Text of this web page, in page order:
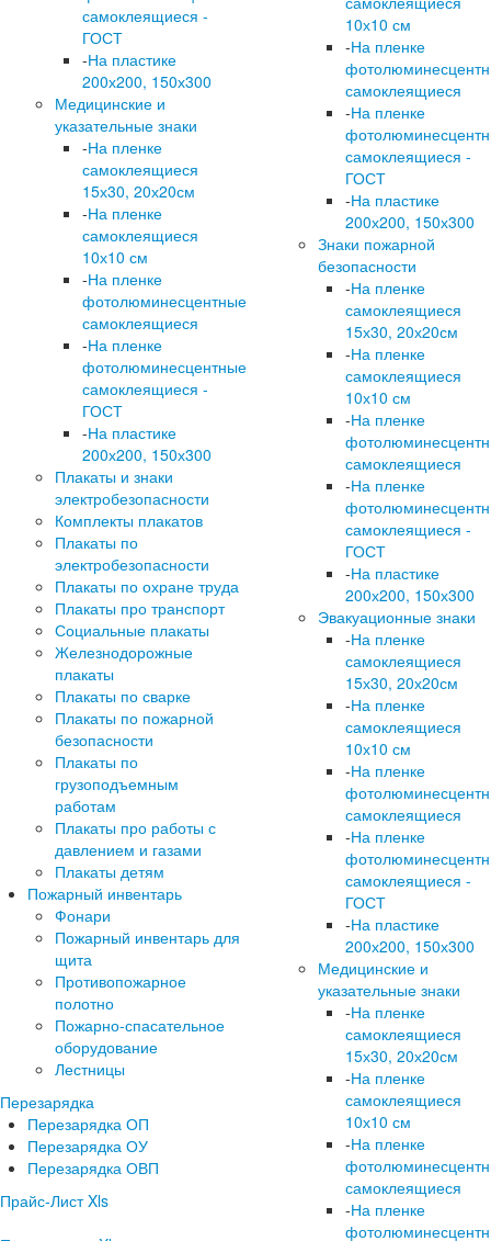
самоклеящиеся -
ГОСТ
-На пластике
200х200, 150х300
Медицинские и
указательные знаки
-На пленке
самоклеящиеся
15х30, 20х20см
-На пленке
самоклеящиеся
10х10 см
-На пленке
фотолюминесцентные
самоклеящиеся
-На пленке
фотолюминесцентные
самоклеящиеся -
ГОСТ
-На пластике
200х200, 150х300
Плакаты и знаки
электробезопасности
Комплекты плакатов
Плакаты по
электробезопасности
Плакаты по охране труда
Плакаты про транспорт
Социальные плакаты
Железнодорожные
плакаты
Плакаты по сварке
Плакаты по пожарной
безопасности
Плакаты по
грузоподъемным
работам
Плакаты про работы с
давлением и газами
Плакаты детям
Пожарный инвентарь
Фонари
Пожарный инвентарь для
щита
Противопожарное
полотно
Пожарно-спасательное
оборудование
Лестницы
Перезарядка
Перезарядка ОП
Перезарядка ОУ
Перезарядка ОВП
Прайс-Лист Xls
10х10 см
-На пленке
самоклеящиеся
-На пленке
самоклеящиеся -
ГОСТ
-На пластике
200х200, 150х300
Знаки пожарной
безопасности
-На пленке
самоклеящиеся
15х30, 20х20см
-На пленке
самоклеящиеся
10х10 см
-На пленке
самоклеящиеся
-На пленке
самоклеящиеся -
ГОСТ
-На пластике
200х200, 150х300
Эвакуационные знаки
-На пленке
самоклеящиеся
15х30, 20х20см
-На пленке
самоклеящиеся
10х10 см
-На пленке
самоклеящиеся
-На пленке
самоклеящиеся -
ГОСТ
-На пластике
200х200, 150х300
Медицинские и
указательные знаки
-На пленке
самоклеящиеся
15х30, 20х20см
-На пленке
самоклеящиеся
10х10 см
-На пленке
самоклеящиеся
-На пленке